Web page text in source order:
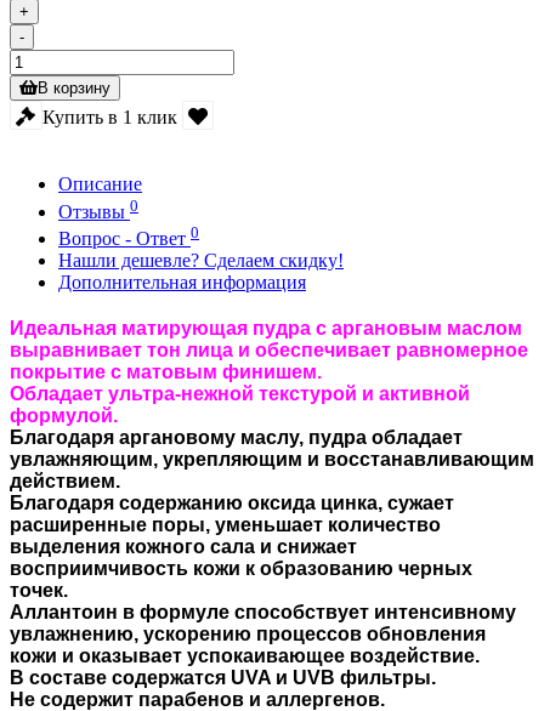
+
-
В корзину
Купить в 1 клик
Описание
Отзывы 0
Вопрос - Ответ 0
Нашли дешевле? Сделаем скидку!
Дополнительная информация
Идеальная матирующая пудра с аргановым маслом
выравнивает тон лица и обеспечивает равномерное
покрытие с матовым финишем.
Обладает ультра-нежной текстурой и активной
формулой.
Благодаря аргановому маслу, пудра обладает
увлажняющим, укрепляющим и восстанавливающим
действием.
Благодаря содержанию оксида цинка, сужает
расширенные поры, уменьшает количество
выделения кожного сала и снижает
восприимчивость кожи к образованию черных
точек.
Аллантоин в формуле способствует интенсивному
увлажнению, ускорению процессов обновления
кожи и оказывает успокаивающее воздействие.
В составе содержатся UVA и UVB фильтры.
Не содержит парабенов и аллергенов.